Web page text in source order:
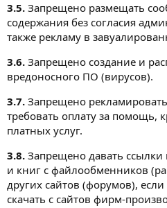
3.5. Запрещено размещать
содержания без согласия
также рекламу в
3.6. Запрещено создание и
вредоносного ПО (вирусов).
3.7. Запрещено
требовать оплату за помощь,
платных услуг.
3.8. Запрещено давать
и книг с файлообменников
других сайтов (форумов),
скачать с сайтов фирм-